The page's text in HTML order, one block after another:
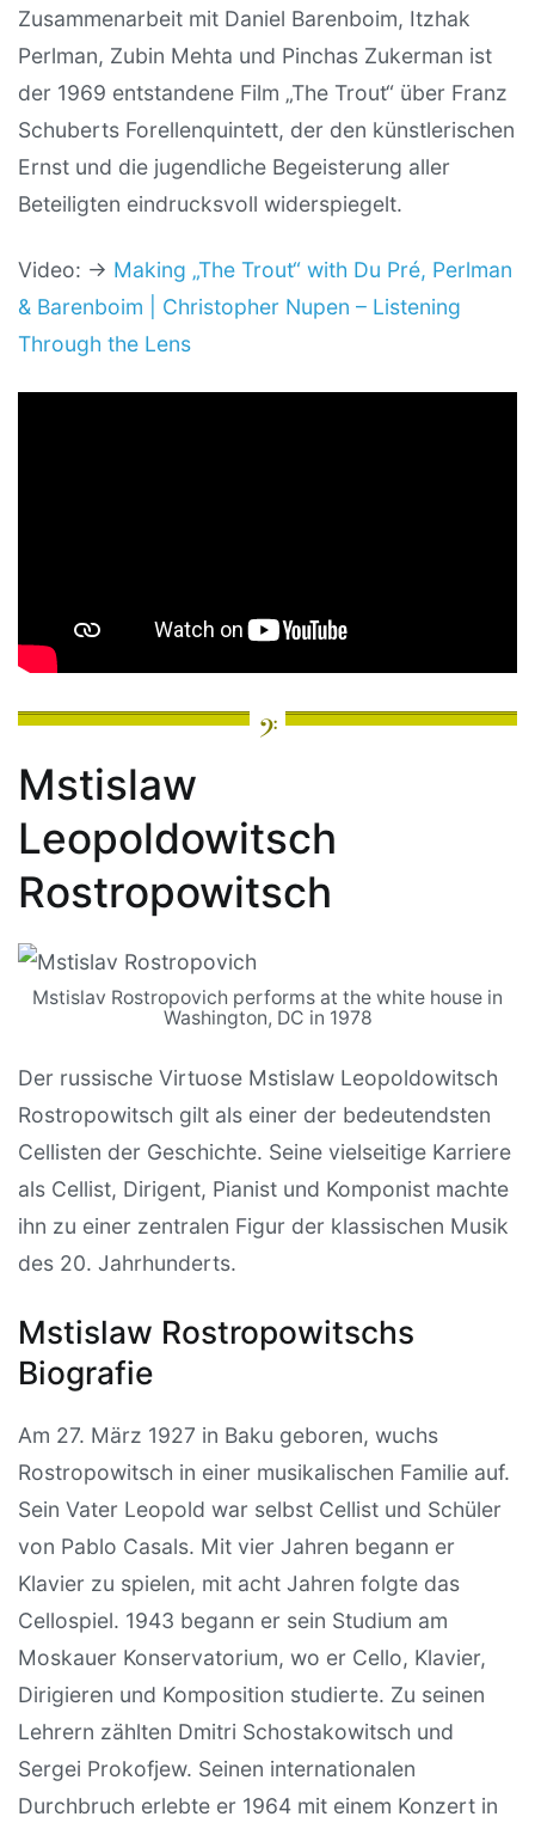
Zusammenarbeit mit Daniel Barenboim, Itzhak
Perlman, Zubin Mehta und Pinchas Zukerman ist
der 1969 entstandene Film „The Trout“ über Franz
Schuberts Forellenquintett, der den künstlerischen
Ernst und die jugendliche Begeisterung aller
Beteiligten eindrucksvoll widerspiegelt.
Video: → Making „The Trout“ with Du Pré, Perlman
& Barenboim | Christopher Nupen – Listening
Through the Lens
Mstislaw
Leopoldowitsch
Rostropowitsch
Mstislav Rostropovich performs at the white house in
Washington, DC in 1978
Der russische Virtuose Mstislaw Leopoldowitsch
Rostropowitsch gilt als einer der bedeutendsten
Cellisten der Geschichte. Seine vielseitige Karriere
als Cellist, Dirigent, Pianist und Komponist machte
ihn zu einer zentralen Figur der klassischen Musik
des 20. Jahrhunderts.
Mstislaw Rostropowitschs
Biografie
Am 27. März 1927 in Baku geboren, wuchs
Rostropowitsch in einer musikalischen Familie auf.
Sein Vater Leopold war selbst Cellist und Schüler
von Pablo Casals. Mit vier Jahren begann er
Klavier zu spielen, mit acht Jahren folgte das
Cellospiel. 1943 begann er sein Studium am
Moskauer Konservatorium, wo er Cello, Klavier,
Dirigieren und Komposition studierte. Zu seinen
Lehrern zählten Dmitri Schostakowitsch und
Sergei Prokofjew. Seinen internationalen
Durchbruch erlebte er 1964 mit einem Konzert in